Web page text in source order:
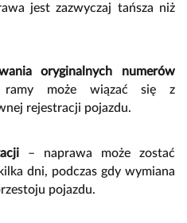
jest zazwyczaj tańsza niż
oryginalnych numerów
może wiązać się z
rejestracji pojazdu.
– naprawa może zostać
dni, podczas gdy wymiana
pojazdu.